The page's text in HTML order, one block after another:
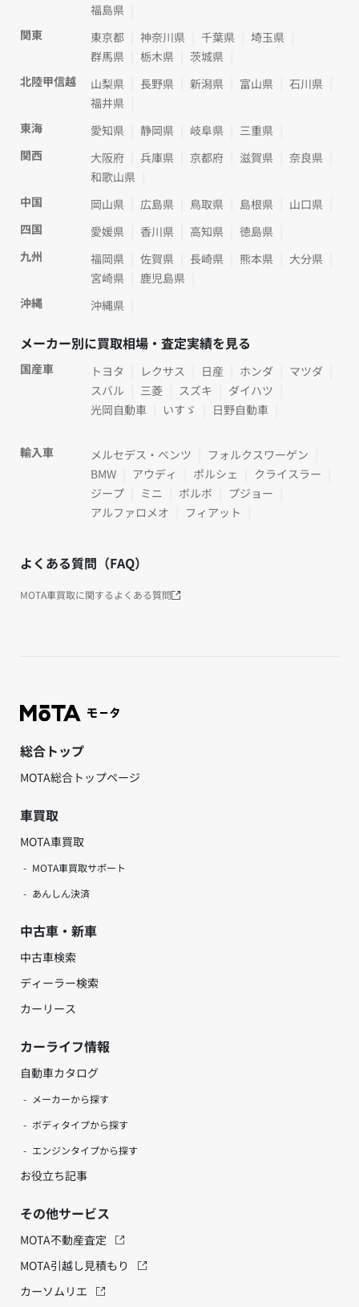
福島県
関東
東京都 神奈川県 千葉県
埼玉県
群馬県
栃木県
茨城県
北陸甲信越
山梨県 長野県 新潟県 富山県
石川県
福井県
東海
愛知県 静岡県 岐阜県
三重県
関西
大阪府 兵庫県 京都府 滋賀県
奈良県
和歌山県
中国
岡山県 広島県 鳥取県 島根県
山口県
四国
愛媛県 香川県 高知県
徳島県
九州
福岡県 佐賀県 長崎県 熊本県
大分県
宮崎県
鹿児島県
沖縄
沖縄県
メーカー別に買取相場・査定実績を見る
国産車 トヨタ レクサス 日産 ホンダ
マツダ
スバル
三菱 スズキ
ダイハツ
光岡自動車
いすゞ 日野自動車
輸入車 メルセデス・ベンツ
フォルクスワーゲン
BMW
アウディ ポルシェ
クライスラー
ジープ
ミニ ボルボ
プジョー
アルファロメオ
フィアット
よくある質問（FAQ）
MOTA車買取に関するよくある質問
総合トップ
MOTA総合トップページ
車買取
MOTA車買取
MOTA車買取サポート
あんしん決済
中古車・新車
中古車検索
ディーラー検索
カーリース
カーライフ情報
自動車カタログ
メーカーから探す
ボディタイプから探す
エンジンタイプから探す
お役立ち記事
その他サービス
MOTA不動産査定
MOTA引越し見積もり
カーソムリエ